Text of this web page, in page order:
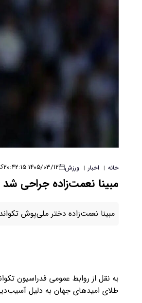
خانه | اخبار | ورزش ۱۴۰۵/۰۳/۱۲ ۲۰:۴۲:۱۵
مبینا نعمت‌زاده جراحی شد
مبینا نعمت‌زاده دختر ملی‌پوش
به نقل از روابط عمومی فدراسیون
طلای امیدهای جهان به دلیل